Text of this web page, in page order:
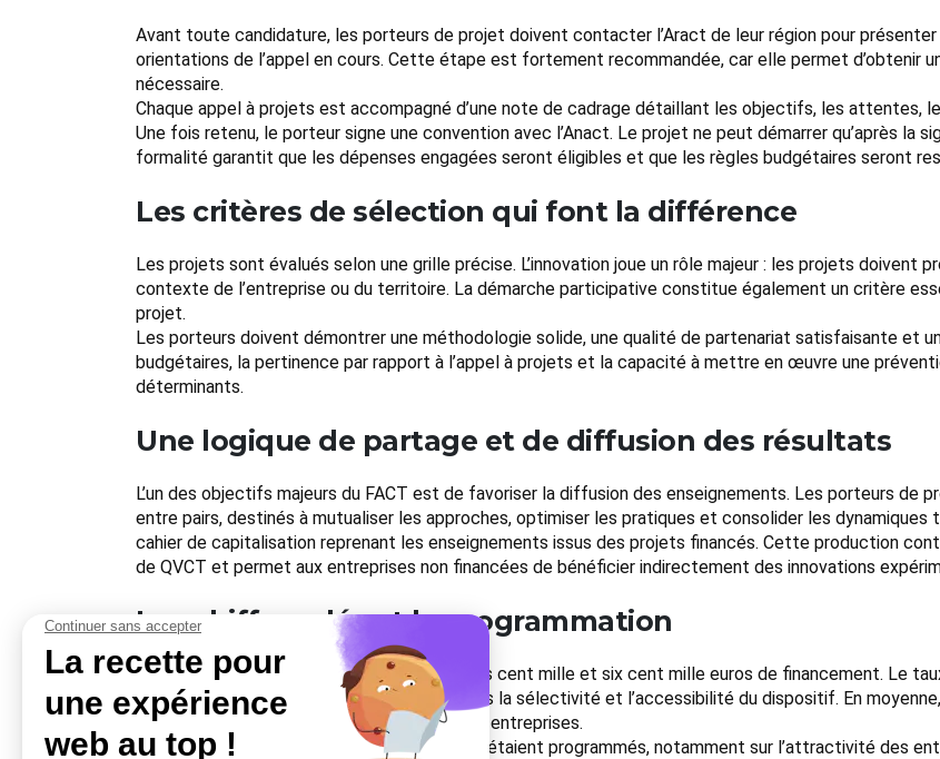
Avant toute candidature, les porteurs de projet doivent contacter l’Aract de leur région pour présenter
orientations de l’appel en cours. Cette étape est fortement recommandée, car elle permet d’obtenir
nécessaire.
Chaque appel à projets est accompagné d’une note de cadrage détaillant les objectifs, les
Une fois retenu, le porteur signe une convention avec l’Anact. Le projet ne peut démarrer qu’après
formalité garantit que les dépenses engagées seront éligibles et que les règles budgétaires seront
Les critères de sélection qui font la différence
Les projets sont évalués selon une grille précise. L’innovation joue un rôle majeur : les projets doivent
contexte de l’entreprise ou du territoire. La démarche participative constitue également un critère
projet.
Les porteurs doivent démontrer une méthodologie solide, une qualité de partenariat satisfaisante et
budgétaires, la pertinence par rapport à l’appel à projets et la capacité à mettre en œuvre une
déterminants.
Une logique de partage et de diffusion des résultats
L’un des objectifs majeurs du FACT est de favoriser la diffusion des enseignements. Les porteurs de
entre pairs, destinés à mutualiser les approches, optimiser les pratiques et consolider les dynamiques
cahier de capitalisation reprenant les enseignements issus des projets financés. Cette production
de QVCT et permet aux entreprises non financées de bénéficier indirectement des innovations
Les chiffres clés et la programmation
Chaque appel à projets représente entre trois cent mille et six cent mille euros de financement. Le
cinquante pour cent, ce qui démontre à la fois la sélectivité et l’accessibilité du dispositif. En
année, touchant environ deux cent cinquante entreprises.
Pour l’année 2025, plusieurs appels à projets étaient programmés, notamment sur l’attractivité des